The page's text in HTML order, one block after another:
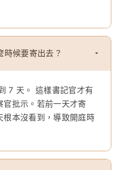
時候要寄出去？
7 天。 這樣書記官才有
官批示。若前一天才寄
根本沒看到，導致開庭時